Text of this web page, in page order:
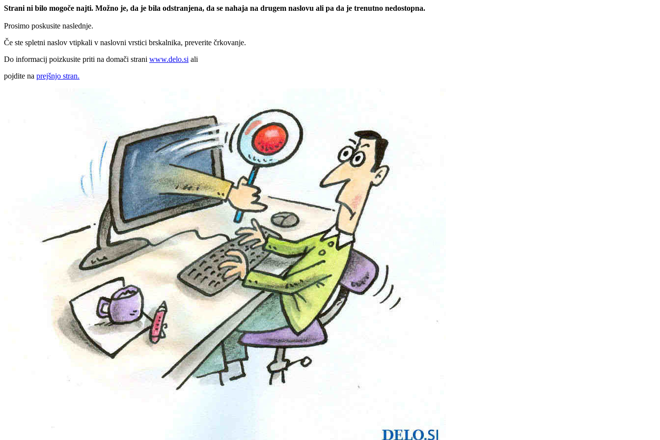
Strani ni bilo mogoče najti. Možno je, da je bila odstranjena, da se nahaja na drugem naslovu ali pa da je trenutno nedostopna.
Prosimo poskusite naslednje.
Če ste spletni naslov vtipkali v naslovni vrstici brskalnika, preverite črkovanje.
Do informacij poizkusite priti na domači strani www.delo.si ali
pojdite na prejšnjo stran.